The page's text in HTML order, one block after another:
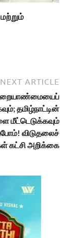
NEXT ARTICLE
தமிழ்நாட்டின்
மீட்டெடுக்கவும்
விடுதலைச்
கட்சி அறிக்கை